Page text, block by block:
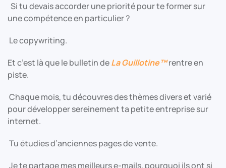
Si tu devais accorder une priorité pour te former sur
une compétence en particulier ?
Le copywriting.
Et c’est là que le bulletin deLa Guillotine™rentre en
piste.
Chaque mois, tu découvres des thèmes divers et varié
pour développer sereinement ta petite entreprise sur
internet.
Tu étudies d’anciennes pages de vente.
Je te partage mes meilleurs e-mails, pourquoi ils ont si